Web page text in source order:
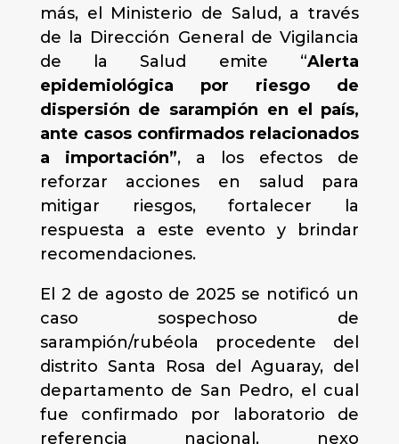
más, el Ministerio de Salud, a través
de la Dirección General de Vigilancia
de la Salud emite “Alerta
epidemiológica por riesgo de
dispersión de sarampión en el país,
ante casos confirmados relacionados
a importación”, a los efectos de
reforzar acciones en salud para
mitigar riesgos, fortalecer la
respuesta a este evento y brindar
recomendaciones.
El 2 de agosto de 2025 se notificó un
caso sospechoso de
sarampión/rubéola procedente del
distrito Santa Rosa del Aguaray, del
departamento de San Pedro, el cual
fue confirmado por laboratorio de
referencia nacional, nexo